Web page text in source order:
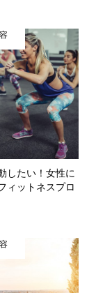
したい！女性に
ィットネスプロ